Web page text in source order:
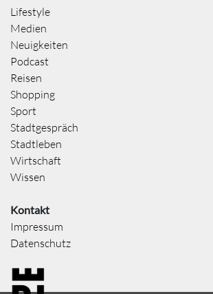
Lifestyle
Medien
Neuigkeiten
Podcast
Reisen
Shopping
Sport
Stadtgespräch
Stadtleben
Wirtschaft
Wissen
Kontakt
Impressum
Datenschutz